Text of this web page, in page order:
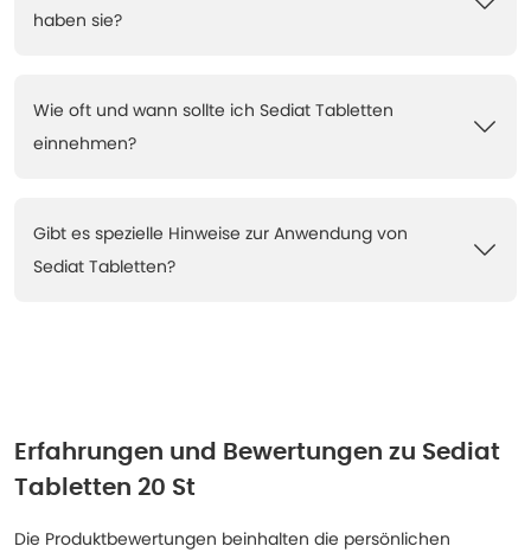
haben sie?
Wie oft und wann sollte ich Sediat Tabletten
einnehmen?
Gibt es spezielle Hinweise zur Anwendung von
Sediat Tabletten?
Erfahrungen und Bewertungen zu Sediat
Tabletten 20 St
Die Produktbewertungen beinhalten die persönlichen